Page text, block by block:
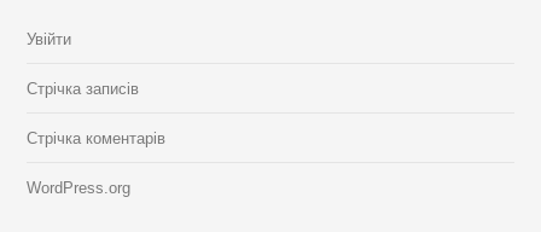
Увійти
Стрічка записів
Стрічка коментарів
WordPress.org